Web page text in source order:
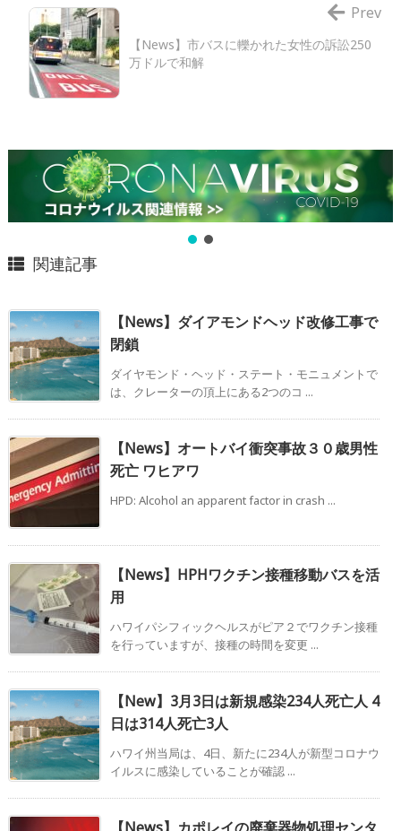
【News】市バスに轢かれた女性の訴訟250
万ドルで和解
Prev
関連記事
【News】ダイアモンドヘッド改修工事で
閉鎖
ダイヤモンド・ヘッド・ステート・モニュメントで
は、クレーターの頂上にある2つのコ ...
【News】オートバイ衝突事故３０歳男性
死亡 ワヒアワ
HPD: Alcohol an apparent factor in crash ...
【News】HPHワクチン接種移動バスを活
用
ハワイパシフィックヘルスがピア２でワクチン接種
を行っていますが、接種の時間を変更 ...
【New】3月3日は新規感染234人死亡人 4
日は314人死亡3人
ハワイ州当局は、4日、新たに234人が新型コロナウ
イルスに感染していることが確認 ...